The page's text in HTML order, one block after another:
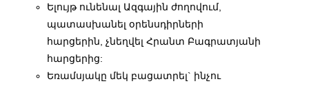
Ելույթ ունենալ Ազգային ժողովում,
պատասխանել օրենսդիրների
հարցերին, չնեղվել Հրանտ Բագրատյանի
հարցերից:
Եռամսյակը մեկ բացատրել` ինչու